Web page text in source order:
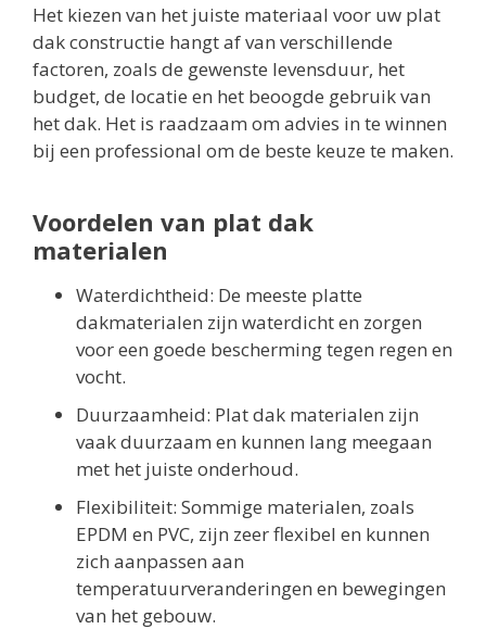
Het kiezen van het juiste materiaal voor uw plat
dak constructie hangt af van verschillende
factoren, zoals de gewenste levensduur, het
budget, de locatie en het beoogde gebruik van
het dak. Het is raadzaam om advies in te winnen
bij een professional om de beste keuze te maken.
Voordelen van plat dak
materialen
Waterdichtheid: De meeste platte
dakmaterialen zijn waterdicht en zorgen
voor een goede bescherming tegen regen en
vocht.
Duurzaamheid: Plat dak materialen zijn
vaak duurzaam en kunnen lang meegaan
met het juiste onderhoud.
Flexibiliteit: Sommige materialen, zoals
EPDM en PVC, zijn zeer flexibel en kunnen
zich aanpassen aan
temperatuurveranderingen en bewegingen
van het gebouw.